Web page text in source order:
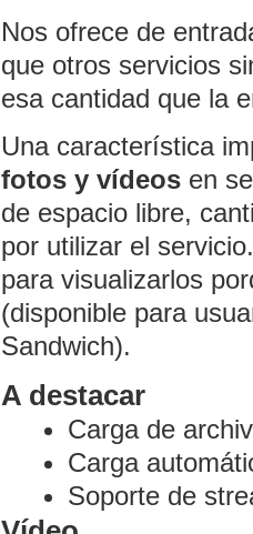
Nos ofrece de
que otros servicios
esa cantidad que la
Una característica
fotos y vídeos en
de espacio libre,
por utilizar el
para visualizarlos
(disponible para
Sandwich).
A destacar
Carga de
Carga
Soporte de